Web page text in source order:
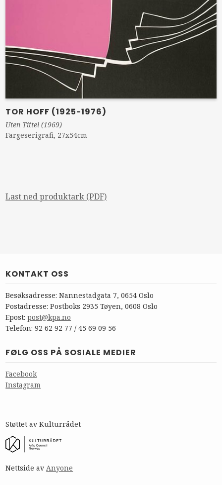
TOR HOFF (1925-1976)
Uten Tittel (1969)
Fargeserigrafi, 27x54cm
Last ned produktark (PDF)
KONTAKT OSS
Besøksadresse: Nannestadgata 7, 0654 Oslo
Postadresse: Postboks 2935 Tøyen, 0608 Oslo
Epost:post@kpa.no
Telefon: 92 62 92 77 / 45 69 09 56
FØLG OSS PÅ SOSIALE MEDIER
Facebook
Instagram
Støttet av Kulturrådet
Nettside av Anyone